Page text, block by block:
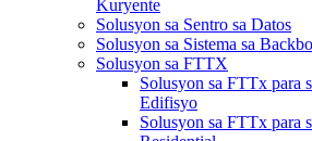
Kuryente
Solusyon sa Sentro sa Datos
Solusyon sa Sistema sa
Solusyon sa FTTX
Solusyon sa FTTx para
Edifisyo
Solusyon sa FTTx para